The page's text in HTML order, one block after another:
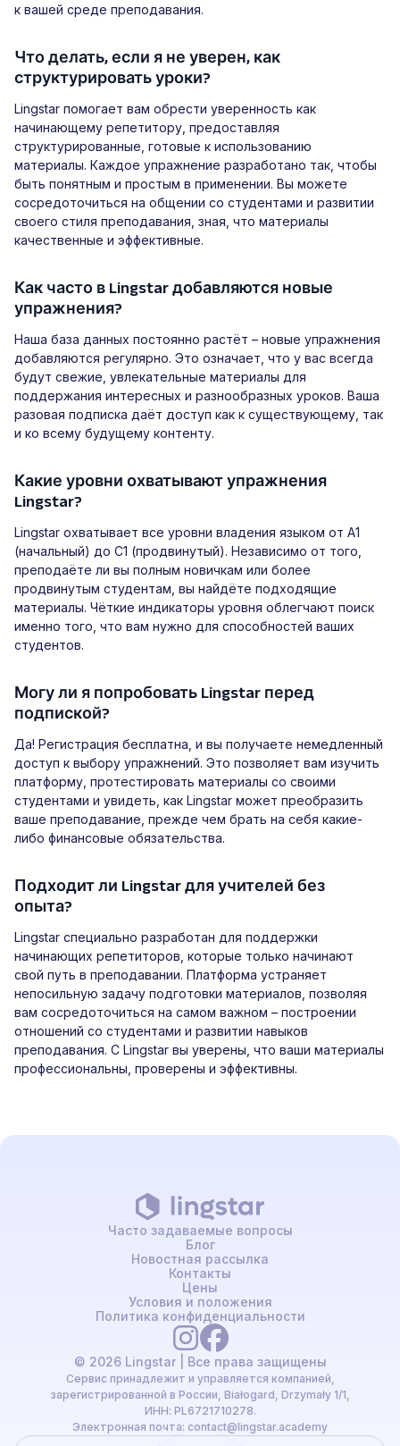
к вашей среде преподавания.
Что делать, если я не уверен, как
структурировать уроки?
Lingstar помогает вам обрести уверенность как
начинающему репетитору, предоставляя
структурированные, готовые к использованию
материалы. Каждое упражнение разработано так, чтобы
быть понятным и простым в применении. Вы можете
сосредоточиться на общении со студентами и развитии
своего стиля преподавания, зная, что материалы
качественные и эффективные.
Как часто в Lingstar добавляются новые
упражнения?
Наша база данных постоянно растёт – новые упражнения
добавляются регулярно. Это означает, что у вас всегда
будут свежие, увлекательные материалы для
поддержания интересных и разнообразных уроков. Ваша
разовая подписка даёт доступ как к существующему, так
и ко всему будущему контенту.
Какие уровни охватывают упражнения
Lingstar?
Lingstar охватывает все уровни владения языком от A1
(начальный) до C1 (продвинутый). Независимо от того,
преподаёте ли вы полным новичкам или более
продвинутым студентам, вы найдёте подходящие
материалы. Чёткие индикаторы уровня облегчают поиск
именно того, что вам нужно для способностей ваших
студентов.
Могу ли я попробовать Lingstar перед
подпиской?
Да! Регистрация бесплатна, и вы получаете немедленный
доступ к выбору упражнений. Это позволяет вам изучить
платформу, протестировать материалы со своими
студентами и увидеть, как Lingstar может преобразить
ваше преподавание, прежде чем брать на себя какие-
либо финансовые обязательства.
Подходит ли Lingstar для учителей без
опыта?
Lingstar специально разработан для поддержки
начинающих репетиторов, которые только начинают
свой путь в преподавании. Платформа устраняет
непосильную задачу подготовки материалов, позволяя
вам сосредоточиться на самом важном – построении
отношений со студентами и развитии навыков
преподавания. С Lingstar вы уверены, что ваши материалы
профессиональны, проверены и эффективны.
© 2026 Lingstar | Все права защищены
Сервис принадлежит и управляется компанией,
зарегистрированной в России, Białogard, Drzymały 1/1,
ИНН: PL6721710278.
Электронная почта: contact@lingstar.academy
Часто задаваемые вопросы
Блог
Новостная рассылка
Контакты
Цены
Условия и положения
Политика конфиденциальности